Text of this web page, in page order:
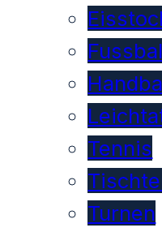
Tennis
Turnen